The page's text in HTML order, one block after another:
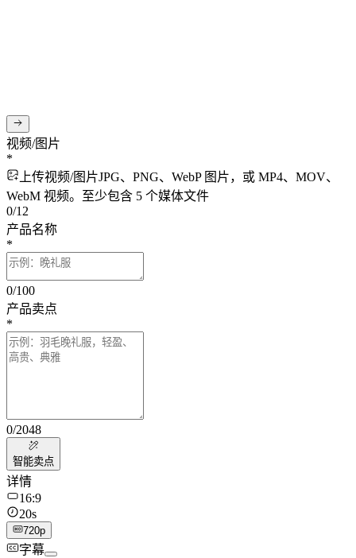
视频/图片
*
上传视频/图片JPG、PNG、WebP 图片，或 MP4、MOV、
WebM 视频。至少包含 5 个媒体文件
0/12
产品名称
*
0/100
产品卖点
*
0/2048
智能卖点
详情
16:9
20s
720p
字幕